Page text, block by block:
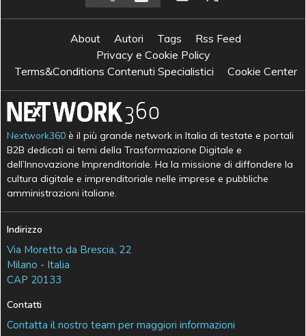
About Autori Tags
Rss Feed
Privacy e Cookie Policy
Terms&Conditions Contenuti Specialistici
Cookie Center
Nextwork360 è il più grande network in Italia di testate e portali
B2B dedicati ai temi della Trasformazione Digitale e
dell’Innovazione Imprenditoriale. Ha la missione di diffondere la
cultura digitale e imprenditoriale nelle imprese e pubbliche
amministrazioni italiane.
Indirizzo
Via Moretto da Brescia, 22
Milano - Italia
CAP 20133
Contatti
Contatta il nostro team per maggiori informazioni